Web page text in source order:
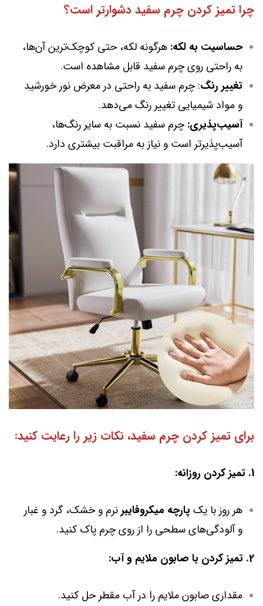
چرا تمیز کردن چرم سفید دشوارتر است؟
حساسیت به لکه: هرگونه لکه، حتی کوچک‌ترین آن‌ها،
به راحتی روی چرم سفید قابل مشاهده است.
تغییر رنگ: چرم سفید به راحتی در معرض نور خورشید
و مواد شیمیایی تغییر رنگ می‌دهد.
آسیب‌پذیری:چرم سفید نسبت به سایر رنگ‌ها،
آسیب‌پذیرتر است و نیاز به مراقبت بیشتری دارد.
برای تمیز کردن چرم سفید، نکات زیر را رعایت کنید:
1. تمیز کردن روزانه:
هر روز با یک پارچه میکروفایبرنرم و خشک، گرد و غبار
و آلودگی‌های سطحی را از روی چرم پاک کنید.
2. تمیز کردن با صابون ملایم و آب:
مقداری صابون ملایم را در آب مقطر حل کنید.